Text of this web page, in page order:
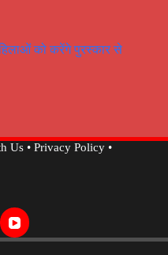
को करेंगे पुरस्कार से
Us• Privacy Policy•